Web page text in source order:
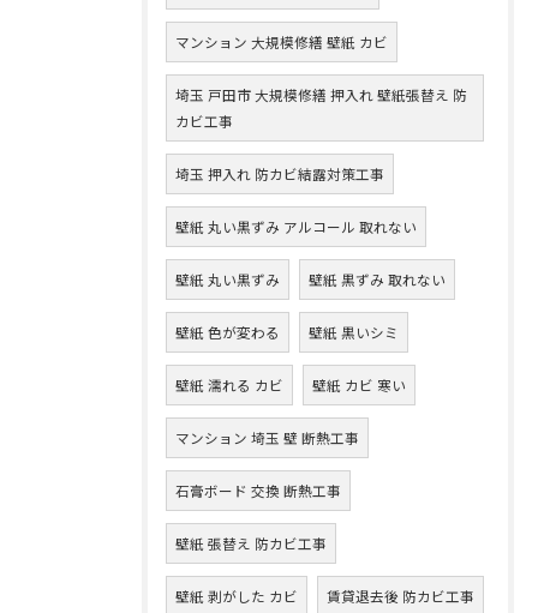
マンション 大規模修繕 壁紙 カビ
埼玉 戸田市 大規模修繕 押入れ 壁紙張替え 防
カビ工事
埼玉 押入れ 防カビ結露対策工事
壁紙 丸い黒ずみ アルコール 取れない
壁紙 丸い黒ずみ 壁紙 黒ずみ 取れない
壁紙 色が変わる 壁紙 黒いシミ
壁紙 濡れる カビ 壁紙 カビ 寒い
マンション 埼玉 壁 断熱工事
石膏ボード 交換 断熱工事
壁紙 張替え 防カビ工事
壁紙 剥がした カビ 賃貸退去後 防カビ工事